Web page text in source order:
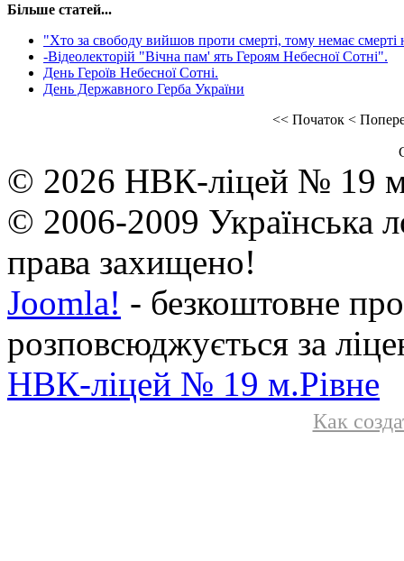
Більше статей...
"Хто за свободу вийшов проти смерті, тому немає смерті
-Відеолекторій "Вічна пам' ять Героям Небесної Сотні".
День Героїв Небесної Сотні.
День Державного Герба України
<< Початок <
© 2026 НВК-ліцей № 19
© 2006-2009 Українська
права захищено!
Joomla! - безкоштовне
розповсюджується за
НВК-ліцей № 19 м.Рівне
Как